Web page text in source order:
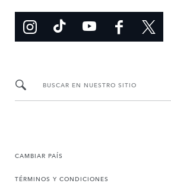
BUSCAR EN NUESTRO SITIO
CAMBIAR PAÍS
TÉRMINOS Y CONDICIONES